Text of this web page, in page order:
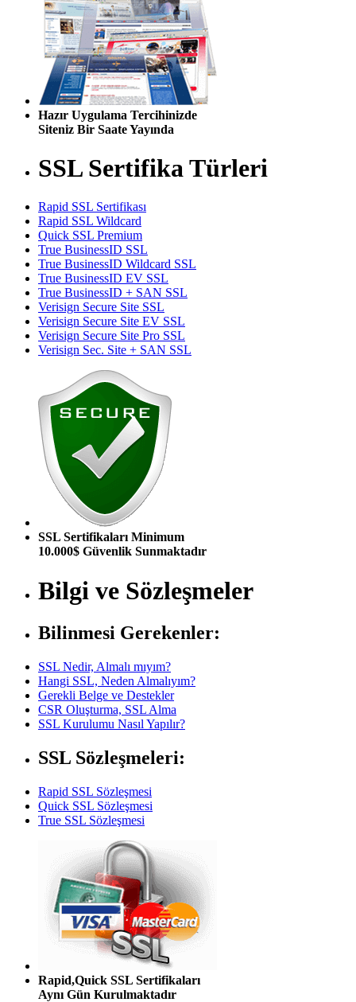
Hazır Uygulama Tercihinizde
Siteniz Bir Saate Yayında
SSL Sertifika Türleri
Rapid SSL Sertifikası
Rapid SSL Wildcard
Quick SSL Premium
True BusinessID SSL
True BusinessID Wildcard SSL
True BusinessID EV SSL
True BusinessID + SAN SSL
Verisign Secure Site SSL
Verisign Secure Site EV SSL
Verisign Secure Site Pro SSL
Verisign Sec. Site + SAN SSL
SSL Sertifikaları Minimum
10.000$ Güvenlik Sunmaktadır
Bilgi ve Sözleşmeler
Bilinmesi Gerekenler:
SSL Nedir, Almalı mıyım?
Hangi SSL, Neden Almalıyım?
Gerekli Belge ve Destekler
CSR Oluşturma, SSL Alma
SSL Kurulumu Nasıl Yapılır?
SSL Sözleşmeleri:
Rapid SSL Sözleşmesi
Quick SSL Sözleşmesi
True SSL Sözleşmesi
Rapid,Quick SSL Sertifikaları
Aynı Gün Kurulmaktadır